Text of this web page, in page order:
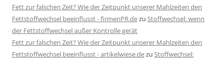
Fett zur falschen Zeit? Wie der Zeitpunkt unserer Mahlzeiten den
Fettstoffwechsel beeinflusst - firmenPR.dezu Stoffwechsel: wenn
der Fettstoffwechsel außer Kontrolle gerät
Fett zur falschen Zeit? Wie der Zeitpunkt unserer Mahlzeiten den
Fettstoffwechsel beeinflusst - artikelwiese.dezu Stoffwechsel: